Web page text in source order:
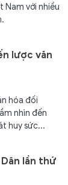
Nam với nhiều
lược văn
hóa đối
nhìn đến
huy sức...
lần thứ